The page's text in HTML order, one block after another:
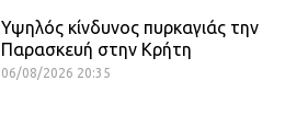
Υψηλός κίνδυνος πυρκαγιάς την
Παρασκευή στην Κρήτη
06/08/2026 20:35